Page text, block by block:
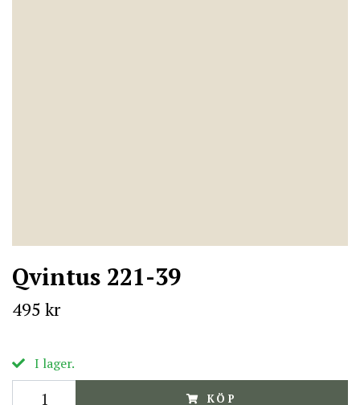
Qvintus 221-39
495 kr
I lager.
KÖP